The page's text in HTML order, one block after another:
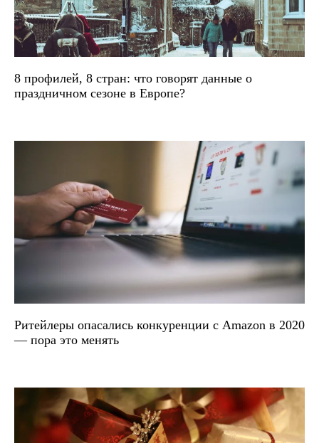
8 профилей, 8 стран: что говорят данные о
праздничном сезоне в Европе?
Ритейлеры опасались конкуренции с Amazon в 2020
— пора это менять